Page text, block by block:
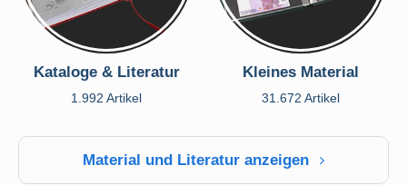
Kataloge & Literatur
1.992 Artikel
Kleines Material
31.672 Artikel
Material und Literatur anzeigen